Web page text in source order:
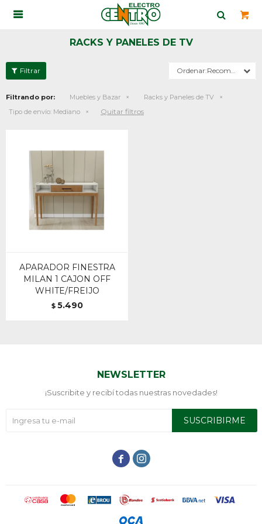

RACKS Y PANELES DE TV
Recomendados
Filtrando por: Muebles y Bazar
Racks y Paneles de TV
Tipo de envío: Mediano Quitar filtros
APARADOR FINESTRA
MILAN 1 CAJON OFF
WHITE/FREIJO
$ 5.490
NEWSLETTER
¡Suscribite y recibí todas nuestras novedades!
SUSCRIBIRME
 